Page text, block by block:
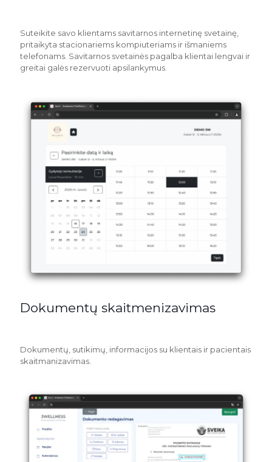
Suteikite savo klientams savitarnos internetinę svetainę,
pritaikyta stacionariems kompiuteriams ir išmaniems
telefonams. Savitarnos svetainės pagalba klientai lengvai ir
greitai galės rezervuoti apsilankymus.
Dokumentų skaitmenizavimas
Dokumentų, sutikimų, informacijos su klientais ir pacientais
skaitmanizavimas.